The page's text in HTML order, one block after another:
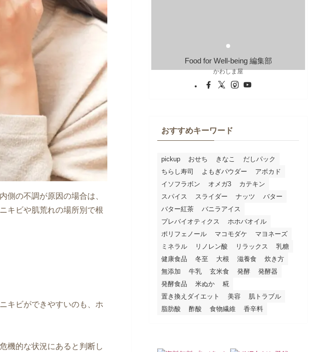
側の不調が原因の場合は、
キビや肌荒れの場所別で根
キビができやすいのも、ホ
機的な状況にあると判断し
Food for Well-being 編集部
かわしま屋
おすすめキーワード
pickup おせち きなこ
だしパック
ちらし寿司
よもぎパウダー
アボカド
イソフラボン
オメガ3
カテキン
スパイス
スライダー ナッツ
バター
バター紅茶
バニラアイス
プレバイオティクス
ホホバオイル
ポリフェノール
マコモダケ
マヨネーズ
ミネラル
リノレン酸 リラックス
乳糖
健康食品
冬至 大根 滋養食
炊き方
無添加
牛乳 玄米食 発酵
発酵器
発酵食品
米ぬか
糀
置き換えダイエット
美容
肌トラブル
脂肪酸
酢酸 食物繊維 香辛料